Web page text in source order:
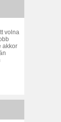
volna
akkor